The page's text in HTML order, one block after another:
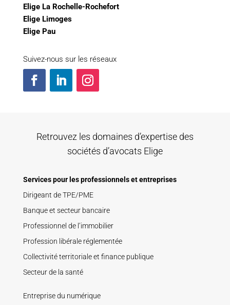
Elige La Rochelle-Rochefort
Elige Limoges
Elige Pau
Suivez-nous sur les réseaux
Retrouvez les domaines d’expertise des
sociétés d’avocats Elige
Services pour les professionnels et entreprises
Dirigeant de TPE/PME
Banque et secteur bancaire
Professionnel de l’immobilier
Profession libérale réglementée
Collectivité territoriale et finance publique
Secteur de la santé
Entreprise du numérique